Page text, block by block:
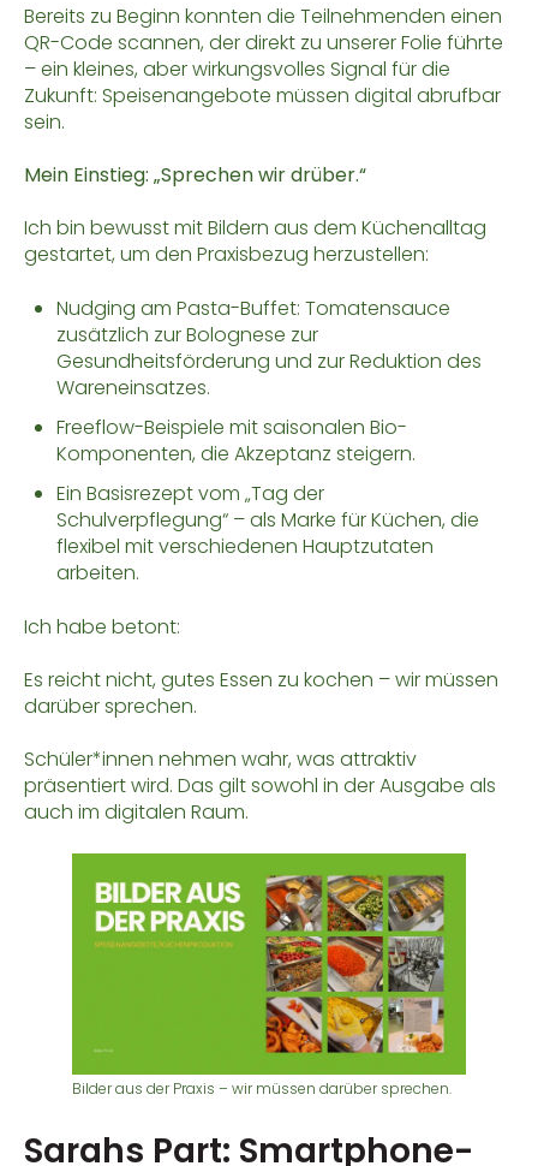
Bereits zu Beginn konnten die Teilnehmenden einen
QR-Code scannen, der direkt zu unserer Folie führte
– ein kleines, aber wirkungsvolles Signal für die
Zukunft: Speisenangebote müssen digital abrufbar
sein.
Mein Einstieg: „Sprechen wir drüber.“
Ich bin bewusst mit Bildern aus dem Küchenalltag
gestartet, um den Praxisbezug herzustellen:
Nudging am Pasta-Buffet: Tomatensauce
zusätzlich zur Bolognese zur
Gesundheitsförderung und zur Reduktion des
Wareneinsatzes.
Freeflow-Beispiele mit saisonalen Bio-
Komponenten, die Akzeptanz steigern.
Ein Basisrezept vom „Tag der
Schulverpflegung“ – als Marke für Küchen, die
flexibel mit verschiedenen Hauptzutaten
arbeiten.
Ich habe betont:
Es reicht nicht, gutes Essen zu kochen – wir müssen
darüber sprechen.
Schüler*innen nehmen wahr, was attraktiv
präsentiert wird. Das gilt sowohl in der Ausgabe als
auch im digitalen Raum.
Bilder aus der Praxis – wir müssen darüber sprechen.
Sarahs Part: Smartphone-